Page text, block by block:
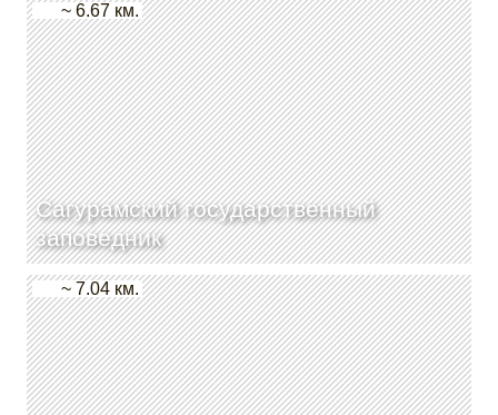
Сагурамский государственный
заповедник
~ 6.67 км.
~ 7.04 км.